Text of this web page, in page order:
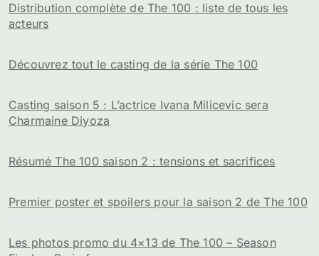
Distribution complète de The 100 : liste de tous les
acteurs
Découvrez tout le casting de la série The 100
Casting saison 5 : L’actrice Ivana Milicevic sera
Charmaine Diyoza
Résumé The 100 saison 2 : tensions et sacrifices
Premier poster et spoilers pour la saison 2 de The 100
Les photos promo du 4×13 de The 100 – Season